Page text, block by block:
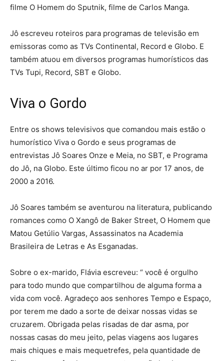
filme O Homem do Sputnik, filme de Carlos Manga.
Jô escreveu roteiros para programas de televisão em
emissoras como as TVs Continental, Record e Globo. E
também atuou em diversos programas humorísticos das
TVs Tupi, Record, SBT e Globo.
Viva o Gordo
Entre os shows televisivos que comandou mais estão o
humorístico Viva o Gordo e seus programas de
entrevistas Jô Soares Onze e Meia, no SBT, e Programa
do Jô, na Globo. Este último ficou no ar por 17 anos, de
2000 a 2016.
Jô Soares também se aventurou na literatura, publicando
romances como O Xangô de Baker Street, O Homem que
Matou Getúlio Vargas, Assassinatos na Academia
Brasileira de Letras e As Esganadas.
Sobre o ex-marido, Flávia escreveu: “ você é orgulho
para todo mundo que compartilhou de alguma forma a
vida com você. Agradeço aos senhores Tempo e Espaço,
por terem me dado a sorte de deixar nossas vidas se
cruzarem. Obrigada pelas risadas de dar asma, por
nossas casas do meu jeito, pelas viagens aos lugares
mais chiques e mais mequetrefes, pela quantidade de